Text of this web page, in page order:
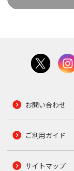
お問い合わせ
ご利用ガイド
サイトマップ